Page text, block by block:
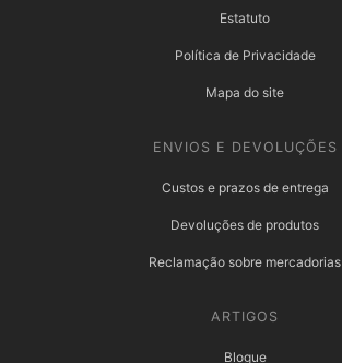
Estatuto
Política de Privacidade
Mapa do site
ENVIOS E DEVOLUÇÕES
Custos e prazos de entrega
Devoluções de produtos
Reclamação sobre mercadorias
ARTIGOS
Blogue